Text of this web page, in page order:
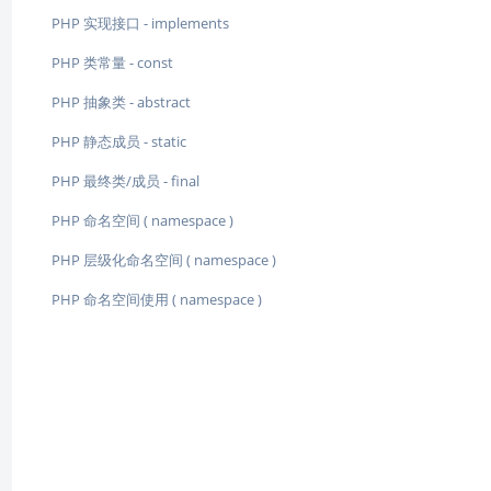
PHP 实现接口 - implements
PHP 类常量 - const
PHP 抽象类 - abstract
PHP 静态成员 - static
PHP 最终类/成员 - final
PHP 命名空间 ( namespace )
PHP 层级化命名空间 ( namespace )
PHP 命名空间使用 ( namespace )